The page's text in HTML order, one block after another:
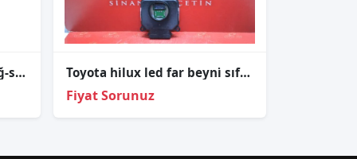
Toyota Corolla Dış Stop Sağ-sol Takım (ledsiz) Toyota hi̇lux led far beyni̇ sıfır orj 2024-2025 89907-71020
Fiyat Sorunuz